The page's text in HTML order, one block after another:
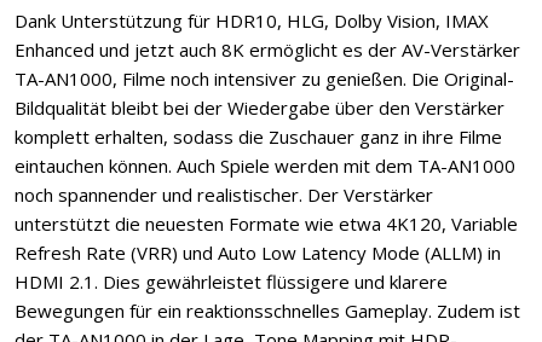
Dank Unterstützung für HDR10, HLG, Dolby Vision, IMAX
Enhanced und jetzt auch 8K ermöglicht es der AV-Verstärker
TA-AN1000, Filme noch intensiver zu genießen. Die Original-
Bildqualität bleibt bei der Wiedergabe über den Verstärker
komplett erhalten, sodass die Zuschauer ganz in ihre Filme
eintauchen können. Auch Spiele werden mit dem TA-AN1000
noch spannender und realistischer. Der Verstärker
unterstützt die neuesten Formate wie etwa 4K120, Variable
Refresh Rate (VRR) und Auto Low Latency Mode (ALLM) in
HDMI 2.1. Dies gewährleistet flüssigere und klarere
Bewegungen für ein reaktionsschnelles Gameplay. Zudem ist